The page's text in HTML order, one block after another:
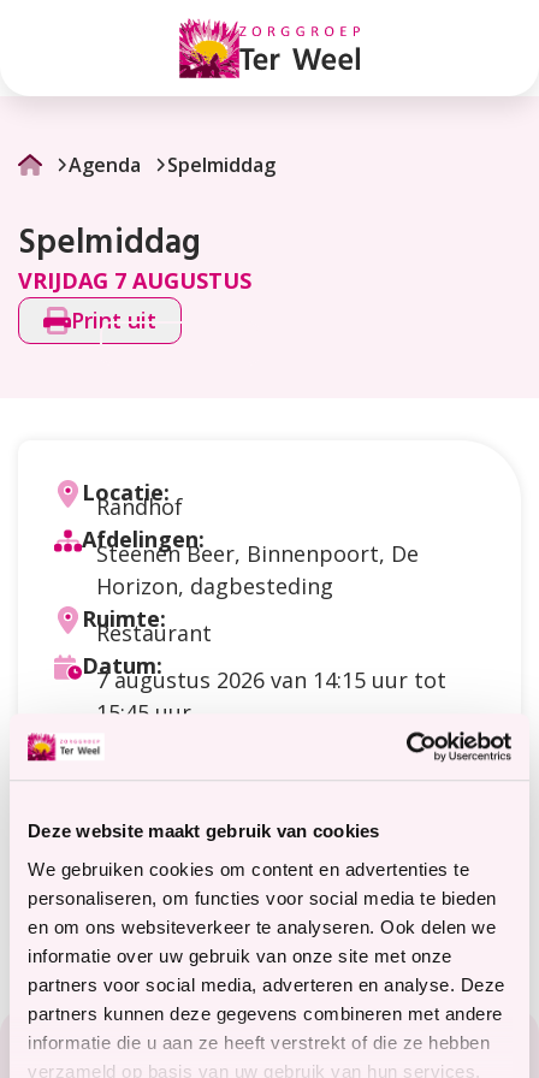
Deze website maakt gebruik van cookies
We gebruiken cookies om content en advertenties te
personaliseren, om functies voor social media te bieden
en om ons websiteverkeer te analyseren. Ook delen we
informatie over uw gebruik van onze site met onze
partners voor social media, adverteren en analyse. Deze
partners kunnen deze gegevens combineren met andere
informatie die u aan ze heeft verstrekt of die ze hebben
verzameld op basis van uw gebruik van hun services.
Spelmiddag
Agenda Spelmiddag
Spelmiddag
VRIJDAG 7 AUGUSTUS
Print uit
Locatie:
Randhof
Afdelingen:
Steenen Beer, Binnenpoort, De
Horizon, dagbesteding
Ruimte:
Restaurant
Datum:
7 augustus 2026van 14:15 uur tot
15:45 uur
Doelgroep:
Dagbesteding
Gasten
Kosten:
informatie
over
de
kosten
1 strip
Meer informatie?
terweelactief@terweel.nl
Footer